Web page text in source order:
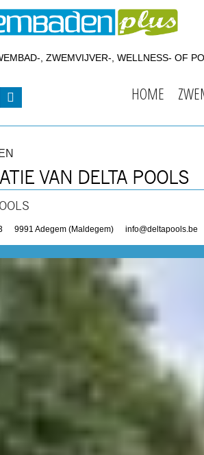
, ZWEMVIJVER-, WELLNESS- OF
HOME
VAN DELTA POOLS
9991 Adegem (Maldegem) info@deltapools.be